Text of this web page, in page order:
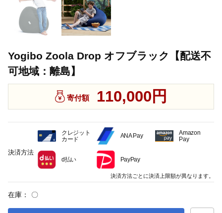
Yogibo Zoola Drop オフブラック【配送不
可地域：離島】
寄付額 110,000円
在庫： 〇
決済方法
クレジット
カード
ANA Pay
Amazon
Pay
d払い PayPay
決済方法ごとに決済上限額が異なります。